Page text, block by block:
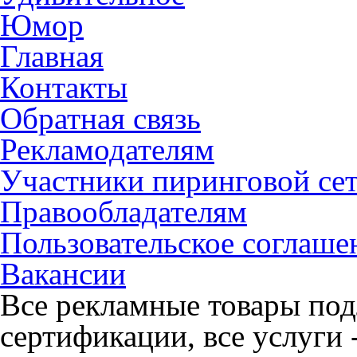
Юмор
Главная
Контакты
Обратная связь
Рекламодателям
Участники пиринговой
Правообладателям
Пользовательское
Вакансии
Все рекламные товары
сертификации, все